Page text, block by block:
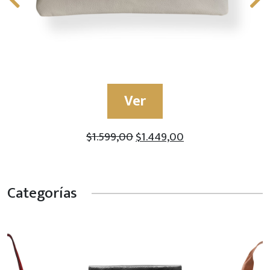
Ver
$1.599,00$1.449,00
Categorías